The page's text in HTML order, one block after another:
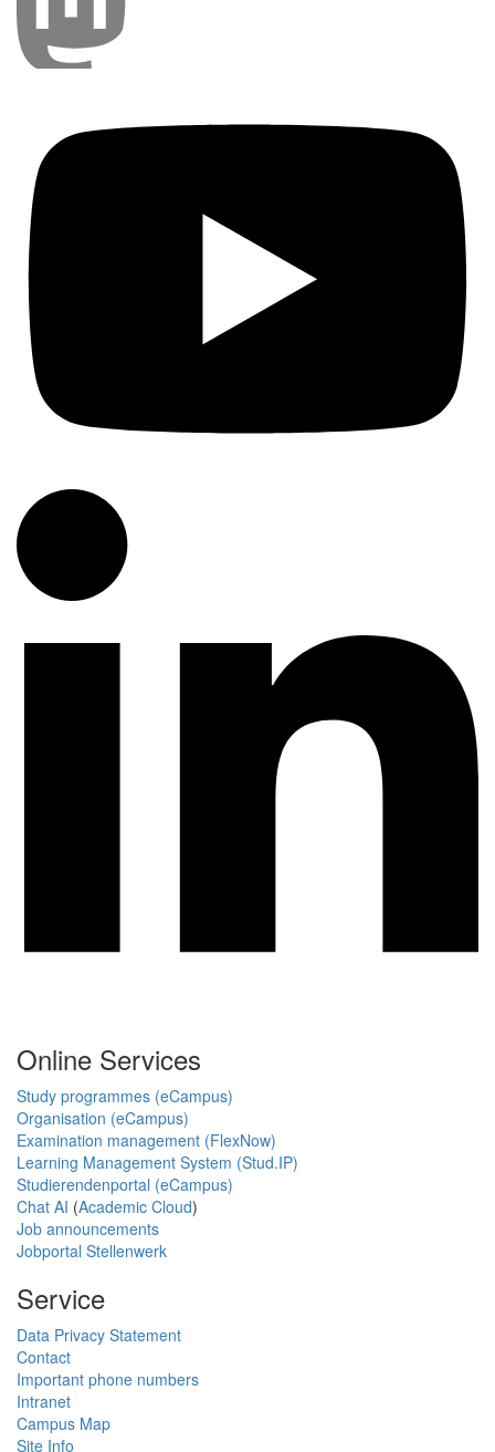
Online Services
Study programmes (eCampus)
Organisation (eCampus)
Examination management (FlexNow)
Learning Management System (Stud.IP)
Studierendenportal (eCampus)
Chat AI (Academic Cloud)
Job announcements
Jobportal Stellenwerk
Service
Data Privacy Statement
Contact
Important phone numbers
Intranet
Campus Map
Site Info